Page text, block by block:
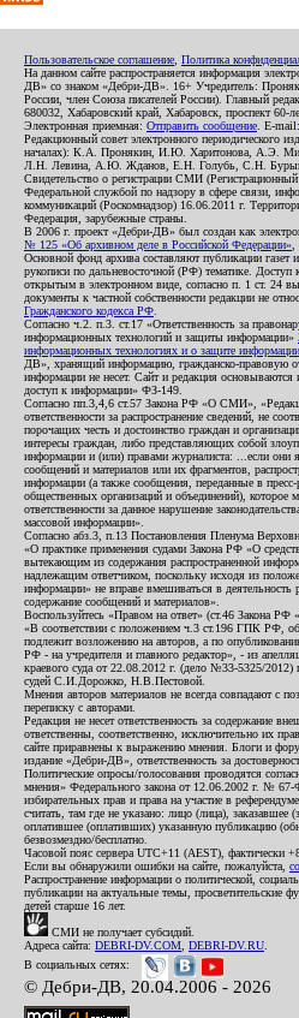
Пользовательское соглашение Политика
На данном сайте распространяется информация
ДВ» со знаком «Дебри-ДВ». 16+ Учредитель:
России, член Союза писателей России). Главный
680032, Хабаровский край, Хабаровск, проспект 60-
Электронная приемная: Отправить сообщение . E-mail:
Редакционный совет электронного периодического
началах): К.А. Пронякин, И.Ю. Харитонова, А.Э.
Л.Н. Левина, А.Ю. Жданов, Е.Н. Голубь, С.Н.
Свидетельство о регистрации СМИ
Федеральной службой по надзору в сфере связи,
коммуникаций (Роскомнадзор) 16.06.2011 г.
Федерация, зарубежные страны.
В 2006 г. проект «Дебри-ДВ» был создан как
№ 125 «Об архивном деле в Российской Федерации»
Основной фонд архива составляют публикации
рукописи по дальневосточной (РФ) тематике. Доступ
открытым в электронном виде, согласно п. 1 ст. 24
документы к частной собственности редакции не
Гражданского кодекса РФ
Согласно ч.2. п.3. ст.17 «Ответственность за
информационных технологий и защиты информации»
информационных технологиях и о защите
ДВ», хранящий информацию, гражданско-правовую
информации не несет. Сайт и редакция основываются
доступ к информации» ФЗ-149.
Согласно пп.3,4,6 ст.57 Закона РФ «О СМИ»,
ответственности за распространение сведений, не
порочащих честь и достоинство граждан и
интересы граждан, либо представляющих собой
информации и (или) правами журналиста: ...если они
сообщений и материалов или их фрагментов,
информации (а также сообщения, переданные в пресс-
общественных организаций и объединений), которое
ответственности за данное нарушение
массовой информации».
Согласно абз.3, п.13 Постановления Пленума
«О практике применения судами Закона РФ «О
вытекающим из содержания распространенной
надлежащим ответчиком, поскольку исходя из
информации» не вправе вмешиваться в деятельность
содержание сообщений и материалов».
Воспользуйтесь «Правом на ответ» (ст.46 Закона
«В соответствии с положением ч.3 ст.196 ГПК РФ,
подлежит возложению на авторов, а по
РФ - на учредителя и главного редактор», - из
краевого суда от 22.08.2012 г. (дело №33-5325/2012)
судей С.И.Дорожко, Н.В.Пестовой.
Мнения авторов материалов не всегда совпадают с
переписку с авторами.
Редакция не несет ответственность за содержание
ответственны, соответственно, исключительно их
сайте приравнены к выражению мнения. Блоги и
издание «Дебри-ДВ», ответственность за
Политические опросы/голосования проводятся
мнения» Федерального закона от 12.06.2002 г. №
избирательных прав и права на участие в
считать, там где не указано: лицо (лица), заказавшее
оплатившее (оплативших) указанную публикацию
безвозмездно/бесплатно.
Часовой пояс сервера UTC+11 (AEST), фактически
Если вы обнаружили ошибки на сайте, пожалуйста,
Распространение информации о политической,
публикации на актуальные темы,
детей старше 16 лет.
СМИ не получает субсидий.
Адреса сайта: DEBRI-DV.COM DEBRI-DV.RU
В социальных сетях:
© Дебри-ДВ, 20.04.2006 - 2026